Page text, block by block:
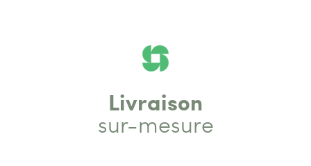
Livraison
sur-mesure